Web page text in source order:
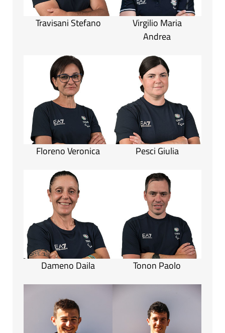
Travisani Stefano
Virgilio Maria
Andrea
Floreno Veronica Pesci Giulia
Dameno Daila Tonon Paolo